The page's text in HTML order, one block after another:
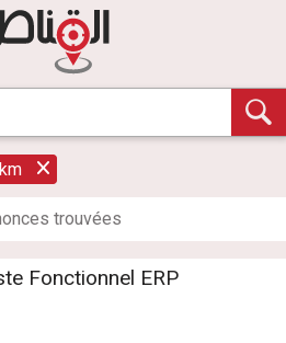
s trouvées
Fonctionnel ERP